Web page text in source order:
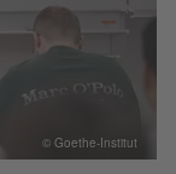
© Goethe-Institut